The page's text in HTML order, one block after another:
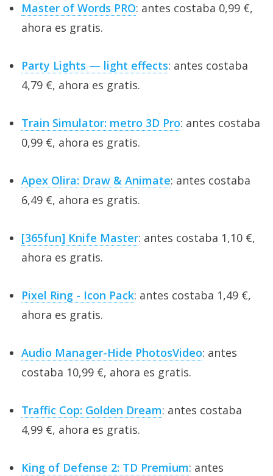
Master of Words PRO: antes costaba 0,99 €,
ahora es gratis.
Party Lights — light effects: antes costaba
4,79 €, ahora es gratis.
Train Simulator: metro 3D Pro: antes costaba
0,99 €, ahora es gratis.
Apex Olira: Draw & Animate: antes costaba
6,49 €, ahora es gratis.
[365fun] Knife Master: antes costaba 1,10 €,
ahora es gratis.
Pixel Ring - Icon Pack: antes costaba 1,49 €,
ahora es gratis.
Audio Manager-Hide PhotosVideo: antes
costaba 10,99 €, ahora es gratis.
Traffic Cop: Golden Dream: antes costaba
4,99 €, ahora es gratis.
King of Defense 2: TD Premium: antes